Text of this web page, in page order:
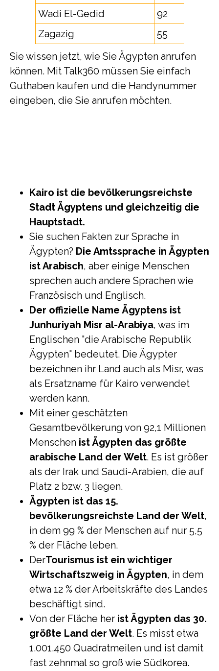
Wadi El-Gedid
92
Zagazig
55
Sie wissen jetzt, wie Sie Ägypten anrufen
können. Mit Talk360 müssen Sie einfach
Guthaben kaufen und die Handynummer
eingeben, die Sie anrufen möchten.
Kairo ist die bevölkerungsreichste
Stadt Ägyptens und gleichzeitig die
Hauptstadt.
Sie suchen Fakten zur Sprache in
Ägypten? Die Amtssprache in Ägypten
ist Arabisch, aber einige Menschen
sprechen auch andere Sprachen wie
Französisch und Englisch.
Der offizielle Name Ägyptens ist
Junhuriyah Misr al-Arabiya, was im
Englischen "die Arabische Republik
Ägypten" bedeutet. Die Ägypter
bezeichnen ihr Land auch als Misr, was
als Ersatzname für Kairo verwendet
werden kann.
Mit einer geschätzten
Gesamtbevölkerung von 92,1 Millionen
Menschen ist Ägypten das größte
arabische Land der Welt. Es ist größer
als der Irak und Saudi-Arabien, die auf
Platz 2 bzw. 3 liegen.
Ägypten ist das 15.
bevölkerungsreichste Land der Welt,
in dem 99 % der Menschen auf nur 5,5
% der Fläche leben.
DerTourismus ist ein wichtiger
Wirtschaftszweig in Ägypten, in dem
etwa 12 % der Arbeitskräfte des Landes
beschäftigt sind.
Von der Fläche her ist Ägypten das 30.
größte Land der Welt. Es misst etwa
1.001.450 Quadratmeilen und ist damit
fast zehnmal so groß wie Südkorea.